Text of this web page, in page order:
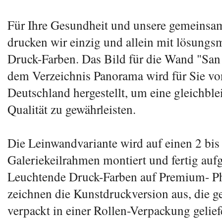
Für Ihre Gesundheit und unsere
drucken wir einzig und allein mit
Druck-Farben. Das Bild für die Wand
dem Verzeichnis Panorama wird für Sie
Deutschland hergestellt, um eine
Qualität zu gewährleisten.
Die Leinwandvariante wird auf einen 2
Galeriekeilrahmen montiert und fertig
Leuchtende Druck-Farben auf Premium-
zeichnen die Kunstdruckversion aus, die
verpackt in einer Rollen-Verpackung